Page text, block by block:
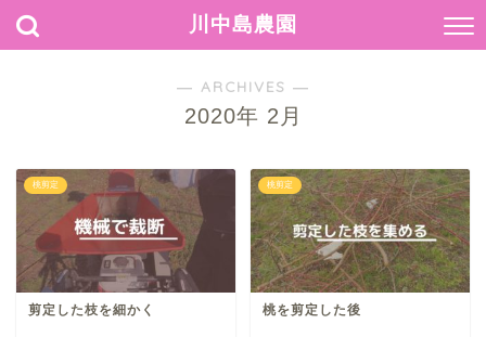
川中島農園
― ARCHIVES ―
2020年 2月
桃剪定
剪定した枝を細かく
桃剪定
桃を剪定した後